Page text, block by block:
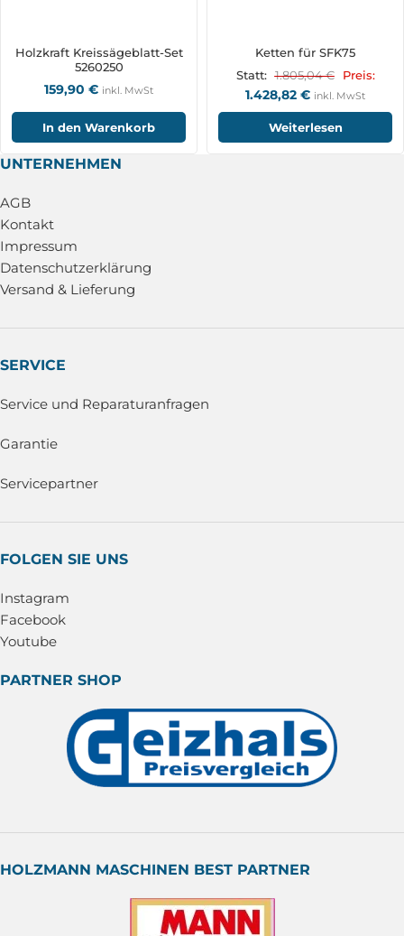
Holzkraft Kreissägeblatt-Set
5260250
159,90 € inkl. MwSt
In den Warenkorb
Ketten für SFK75
Statt: 1.805,04€ Preis:
1.428,82 € inkl. MwSt
Weiterlesen
UNTERNEHMEN
AGB
Kontakt
Impressum
Datenschutzerklärung
Versand & Lieferung
SERVICE
Service und Reparaturanfragen
Garantie
Servicepartner
FOLGEN SIE UNS
Instagram
Facebook
Youtube
PARTNER SHOP
HOLZMANN MASCHINEN BEST PARTNER